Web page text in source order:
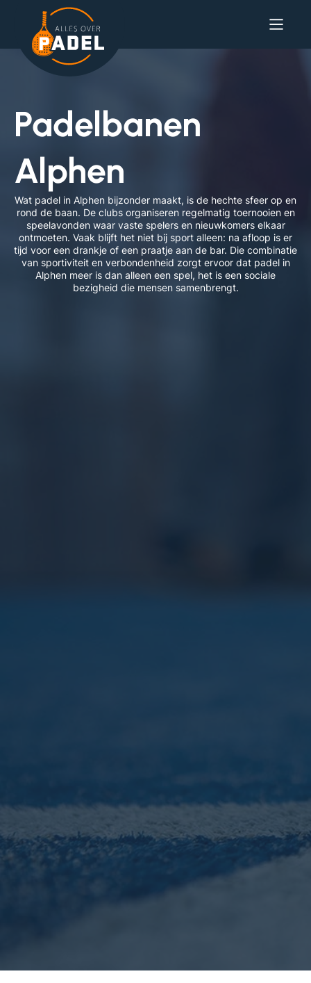
Padelbanen
Alphen
Wat padel in Alphen bijzonder maakt, is de hechte sfeer op en
rond de baan. De clubs organiseren regelmatig toernooien en
speelavonden waar vaste spelers en nieuwkomers elkaar
ontmoeten. Vaak blijft het niet bij sport alleen: na afloop is er
tijd voor een drankje of een praatje aan de bar. Die combinatie
van sportiviteit en verbondenheid zorgt ervoor dat padel in
Alphen meer is dan alleen een spel, het is een sociale
bezigheid die mensen samenbrengt.